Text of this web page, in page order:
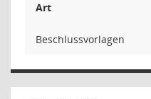
Art
Beschlussvorlagen